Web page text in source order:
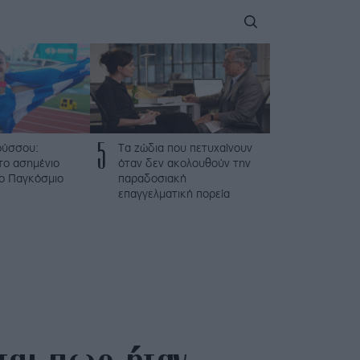
ασημένιο
Παγκόσμιο
5
Τα ζώδια που πετυχαίνουν
όταν δεν ακολουθούν την
παραδοσιακή
επαγγελματική πορεία